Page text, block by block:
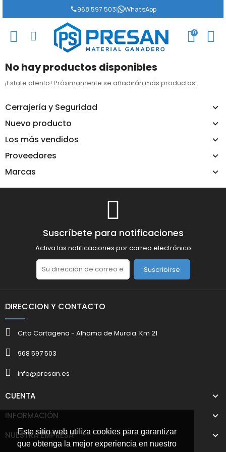
Este sitio web utiliza cookies para garantizar
que obtenga la mejor experiencia en nuestro
968 597 503| WhatsApp
0
Cerrajería y Seguridad
Nuevo producto
Los más vendidos
Proveedores
Marcas
No hay productos disponibles
¡Estate atento! Próximamente se añadirán más productos.
Suscríbete para notificaciones
Activa las notificaciones por correo electrónico
Suscribirse
DIRECCION Y CONTACTO
Crta Cartagena - Alhama de Murcia. Km 21
968 597 503
info@presan.es
CUENTA
INFORMACIÓN
NUESTRA EMPRESA